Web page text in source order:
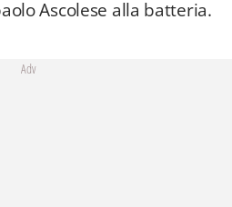
Ascolese alla batteria.
Adv